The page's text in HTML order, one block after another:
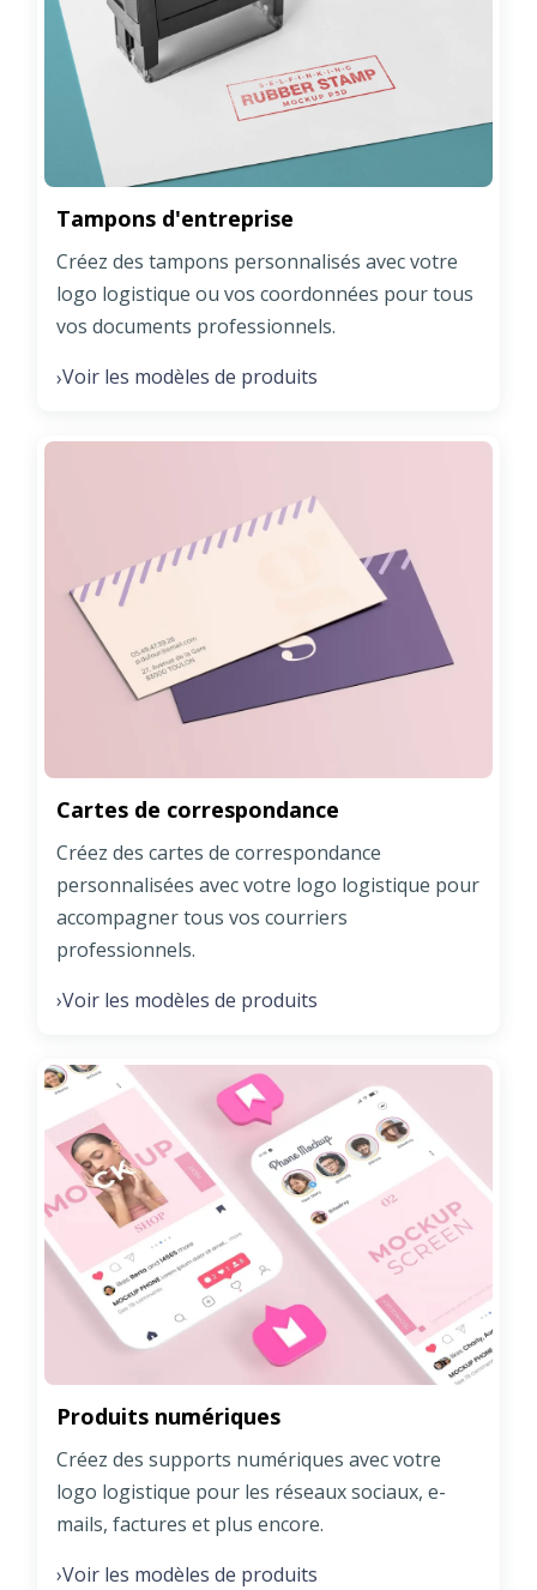
Tampons d'entreprise
Créez des tampons personnalisés avec votre
logo logistique ou vos coordonnées pour tous
vos documents professionnels.
›Voir les modèles de produits
Cartes de correspondance
Créez des cartes de correspondance
personnalisées avec votre logo logistique pour
accompagner tous vos courriers
professionnels.
›Voir les modèles de produits
Produits numériques
Créez des supports numériques avec votre
logo logistique pour les réseaux sociaux, e-
mails, factures et plus encore.
›Voir les modèles de produits